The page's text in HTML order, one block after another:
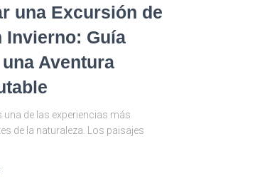
una Excursión de
Invierno: Guía
Aventura
una de las experiencias más
de la naturaleza. Los paisajes